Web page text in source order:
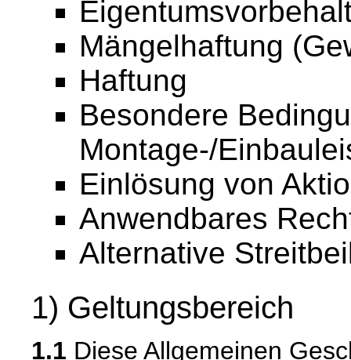
Mängelhaftung
Haftung
Besondere
Montage-/
Einlösung von
Anwendbares
Alternative
1) Geltungsbereich
1.1 Diese Allgemeinen